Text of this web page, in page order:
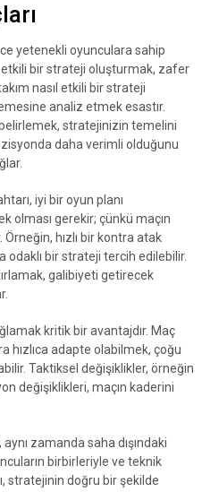
yetenekli oyunculara sahip
etkili bir strateji oluşturmak, zafer
nasıl etkili bir strateji
analiz etmek esastır.
stratejinizin temelini
daha verimli olduğunu
iyi bir oyun planı
olması gerekir; çünkü maçın
hızlı bir kontra atak
odaklı bir strateji tercih edilebilir.
galibiyeti getirecek
kritik bir avantajdır. Maç
hızlıca adapte olabilmek, çoğu
Taktiksel değişiklikler, örneğin
değişiklikleri, maçın kaderini
zamanda saha dışındaki
birbirleriyle ve teknik
stratejinin doğru bir şekilde